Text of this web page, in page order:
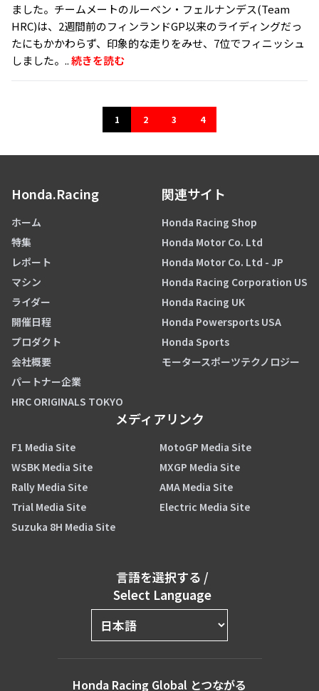
ました。チームメートのルーベン・フェルナンデス(Team
HRC)は、2週間前のフィンランドGP以来のライディングだっ
たにもかかわらず、印象的な走りをみせ、7位でフィニッシュ
しました。..続きを読む
1 2 3 4
Honda.Racing
ホーム
特集
レポート
マシン
ライダー
開催日程
プロダクト
会社概要
パートナー企業
HRC ORIGINALS TOKYO
関連サイト
Honda Racing Shop
Honda Motor Co. Ltd
Honda Motor Co. Ltd - JP
Honda Racing Corporation US
Honda Racing UK
Honda Powersports USA
Honda Sports
モータースポーツテクノロジー
メディアリンク
F1 Media Site
MotoGP Media Site
WSBK Media Site
MXGP Media Site
Rally Media Site
AMA Media Site
Trial Media Site
Electric Media Site
Suzuka 8H Media Site
言語を選択する /
Select Language
Honda Racing Global とつながる